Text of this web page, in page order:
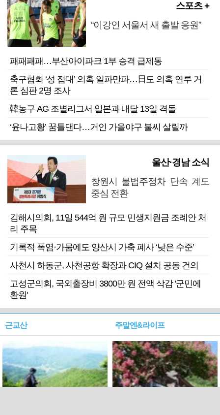
스포츠 +
“이강인 서울서 새 출발 응원”
패패패패…부산아이파크 1부 승격 급제동
축구협회 ‘성 접대’ 의혹 일파만파…日도 의혹 연루 거
론 심판 2명 조사
韓농구 AG 조별리그서 일본과 내달 13일 격돌
‘윤나고황’ 꿈틀댄다…거인 가을야구 불씨 살릴까
울산·경남 소식
창원시 불법주정차 단속 계도
중심 전환
김해시의회, 11일 544억 원 규모 민생지원금 조례안 처
리 주목
기록적 폭염·가뭄에도 양산시 가축 폐사 ‘낮은 수준’
사천시 하동군, 사천공항 확장과 CIQ 설치 공동 건의
고성군의회, 국외출장비 3800만 원 전액 삭감 '군민에
환원'
근교산 주말엔&라이프